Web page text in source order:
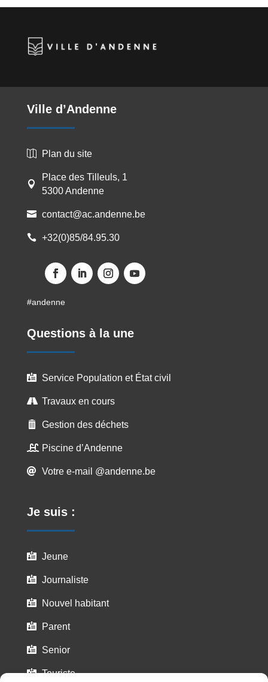
Ville d’Andenne
 Plan du site

Place des Tilleuls, 1
5300 Andenne
 contact@ac.andenne.be
 +32(0)85/84.95.30
#andenne
Questions à la une
 Service Population et État civil
 Travaux en cours
 Gestion des déchets
 Piscine d’Andenne
 Votre e-mail @andenne.be
Je suis :
 Jeune
 Journaliste
 Nouvel habitant
 Parent
 Senior
 Touriste